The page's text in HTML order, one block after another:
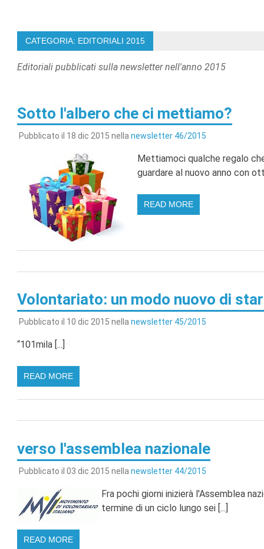
CATEGORIA: EDITORIALI 2015
Editoriali pubblicati sulla newsletter nell'anno 2015
Sotto l'albero che ci mettiamo?
Pubblicato il 18 dic 2015 nella newsletter 46/2015
Mettiamoci qualche regalo
guardare al nuovo anno con
READ MORE
Volontariato: un modo nuovo di
Pubblicato il 10 dic 2015 nella newsletter 45/2015
“101mila [...]
READ MORE
verso l'assemblea nazionale
Pubblicato il 03 dic 2015 nella newsletter 44/2015
Fra pochi giorni inizierà l'Assemblea
termine di un ciclo lungo sei [...]
READ MORE